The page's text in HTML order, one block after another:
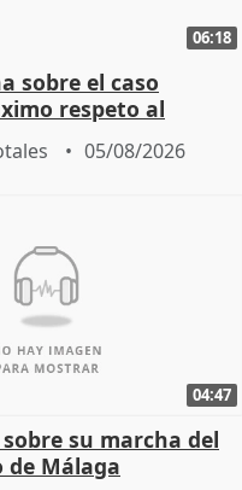
06:18
sobre el caso
respeto al
05/08/2026
04:47
sobre su marcha del
Málaga